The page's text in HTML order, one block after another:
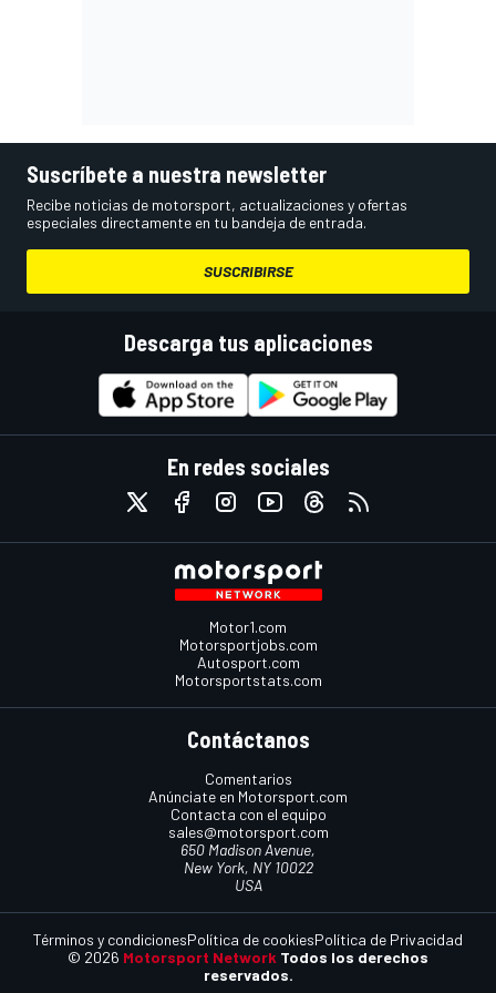
Suscríbete a nuestra newsletter
Recibe noticias de motorsport, actualizaciones y ofertas
especiales directamente en tu bandeja de entrada.
SUSCRIBIRSE
Descarga tus aplicaciones
En redes sociales
Motor1.com
Motorsportjobs.com
Autosport.com
Motorsportstats.com
Contáctanos
Comentarios
Anúnciate en Motorsport.com
Contacta con el equipo
sales@motorsport.com
650 Madison Avenue,
New York, NY 10022
USA
© 2026 Motorsport Network Todos los derechos
reservados.
Términos y condicionesPolítica de cookiesPolítica de Privacidad